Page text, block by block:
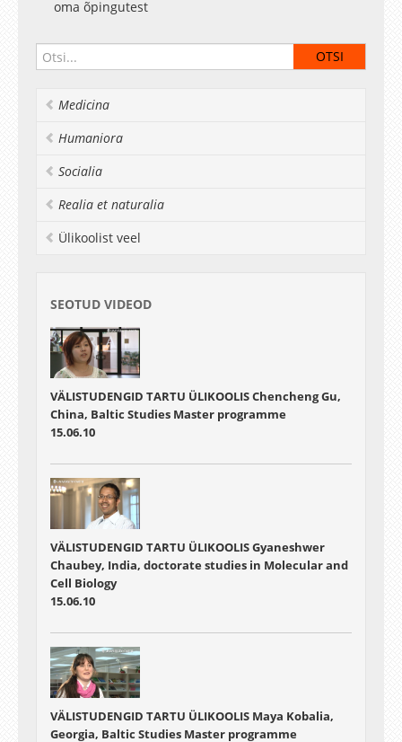
oma õpingutest
Medicina
Humaniora
Socialia
Realia et naturalia
Ülikoolist veel
SEOTUD VIDEOD
VÄLISTUDENGID TARTU ÜLIKOOLIS Chencheng Gu,
China, Baltic Studies Master programme
15.06.10
VÄLISTUDENGID TARTU ÜLIKOOLIS Gyaneshwer
Chaubey, India, doctorate studies in Molecular and
Cell Biology
15.06.10
VÄLISTUDENGID TARTU ÜLIKOOLIS Maya Kobalia,
Georgia, Baltic Studies Master programme